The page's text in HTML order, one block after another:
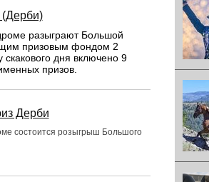
(Дерби)
разыграют Большой
призовым фондом 2
дня включено 9
призов.
Дерби
состоится розыгрыш Большого